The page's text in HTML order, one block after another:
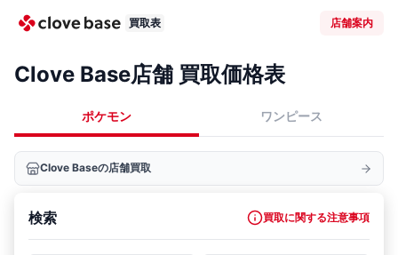
買取表 店舗案内
Clove Base店舗 買取価格表
ポケモン ワンピース
Clove Baseの店舗買取
検索 買取に関する注意事項